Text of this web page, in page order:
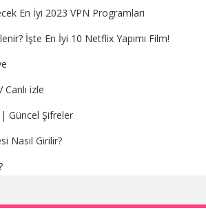
En İyi 2023 VPN Programları
İşte En İyi 10 Netflix Yapımı Film!
izle
Güncel Şifreler
Nasıl Girilir?